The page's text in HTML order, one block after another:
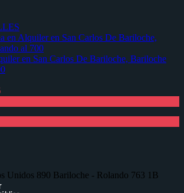
en San Carlos De Bariloche, Bariloche
Unidos 890 ㅤㅤㅤㅤㅤBariloche - Rolando 763 1B